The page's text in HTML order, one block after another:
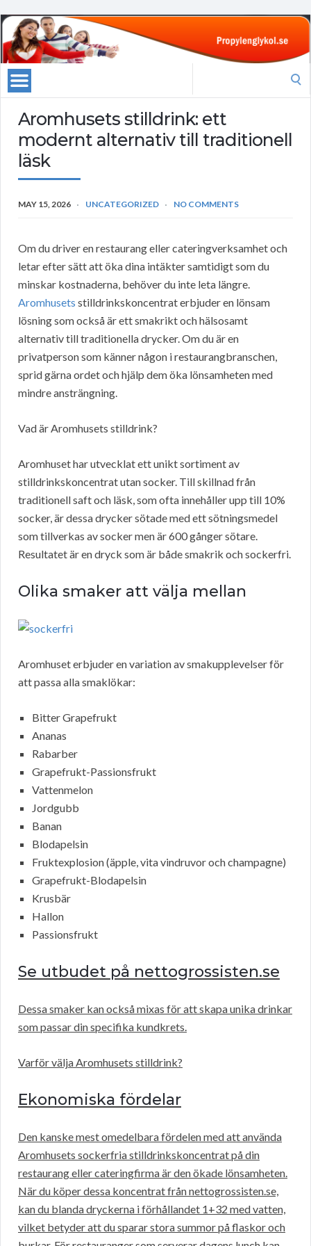
Aromhusets stilldrink: ett
modernt alternativ till traditionell
läsk
MAY 15, 2026 UNCATEGORIZED NO COMMENTS
Om du driver en restaurang eller cateringverksamhet och
letar efter sätt att öka dina intäkter samtidigt som du
minskar kostnaderna, behöver du inte leta längre.
Aromhusets stilldrinkskoncentrat erbjuder en lönsam
lösning som också är ett smakrikt och hälsosamt
alternativ till traditionella drycker. Om du är en
privatperson som känner någon i restaurangbranschen,
sprid gärna ordet och hjälp dem öka lönsamheten med
mindre ansträngning.
Vad är Aromhusets stilldrink?
Aromhuset har utvecklat ett unikt sortiment av
stilldrinkskoncentrat utan socker. Till skillnad från
traditionell saft och läsk, som ofta innehåller upp till 10%
socker, är dessa drycker sötade med ett sötningsmedel
som tillverkas av socker men är 600 gånger sötare.
Resultatet är en dryck som är både smakrik och sockerfri.
Olika smaker att välja mellan
Aromhuset erbjuder en variation av smakupplevelser för
att passa alla smaklökar:
Bitter Grapefrukt
Ananas
Rabarber
Grapefrukt-Passionsfrukt
Vattenmelon
Jordgubb
Banan
Blodapelsin
Fruktexplosion (äpple, vita vindruvor och champagne)
Grapefrukt-Blodapelsin
Krusbär
Hallon
Passionsfrukt
Se utbudet på nettogrossisten.se
Dessa smaker kan också mixas för att skapa unika drinkar
som passar din specifika kundkrets.
Varför välja Aromhusets stilldrink?
Ekonomiska fördelar
Den kanske mest omedelbara fördelen med att använda
Aromhusets sockerfria stilldrinkskoncentrat på din
restaurang eller cateringfirma är den ökade lönsamheten.
När du köper dessa koncentrat från nettogrossisten.se,
kan du blanda dryckerna i förhållandet 1+32 med vatten,
vilket betyder att du sparar stora summor på flaskor och